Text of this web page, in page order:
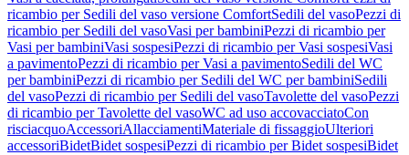
ricambio per Sedili del vaso versione ComfortSedili del vasoPezzi di
ricambio per Sedili del vasoVasi per bambiniPezzi di ricambio per
Vasi per bambiniVasi sospesiPezzi di ricambio per Vasi sospesiVasi
a pavimentoPezzi di ricambio per Vasi a pavimentoSedili del WC
per bambiniPezzi di ricambio per Sedili del WC per bambiniSedili
del vasoPezzi di ricambio per Sedili del vasoTavolette del vasoPezzi
di ricambio per Tavolette del vasoWC ad uso accovacciatoCon
risciacquoAccessoriAllacciamentiMateriale di fissaggioUlteriori
accessoriBidetBidet sospesiPezzi di ricambio per Bidet sospesiBidet